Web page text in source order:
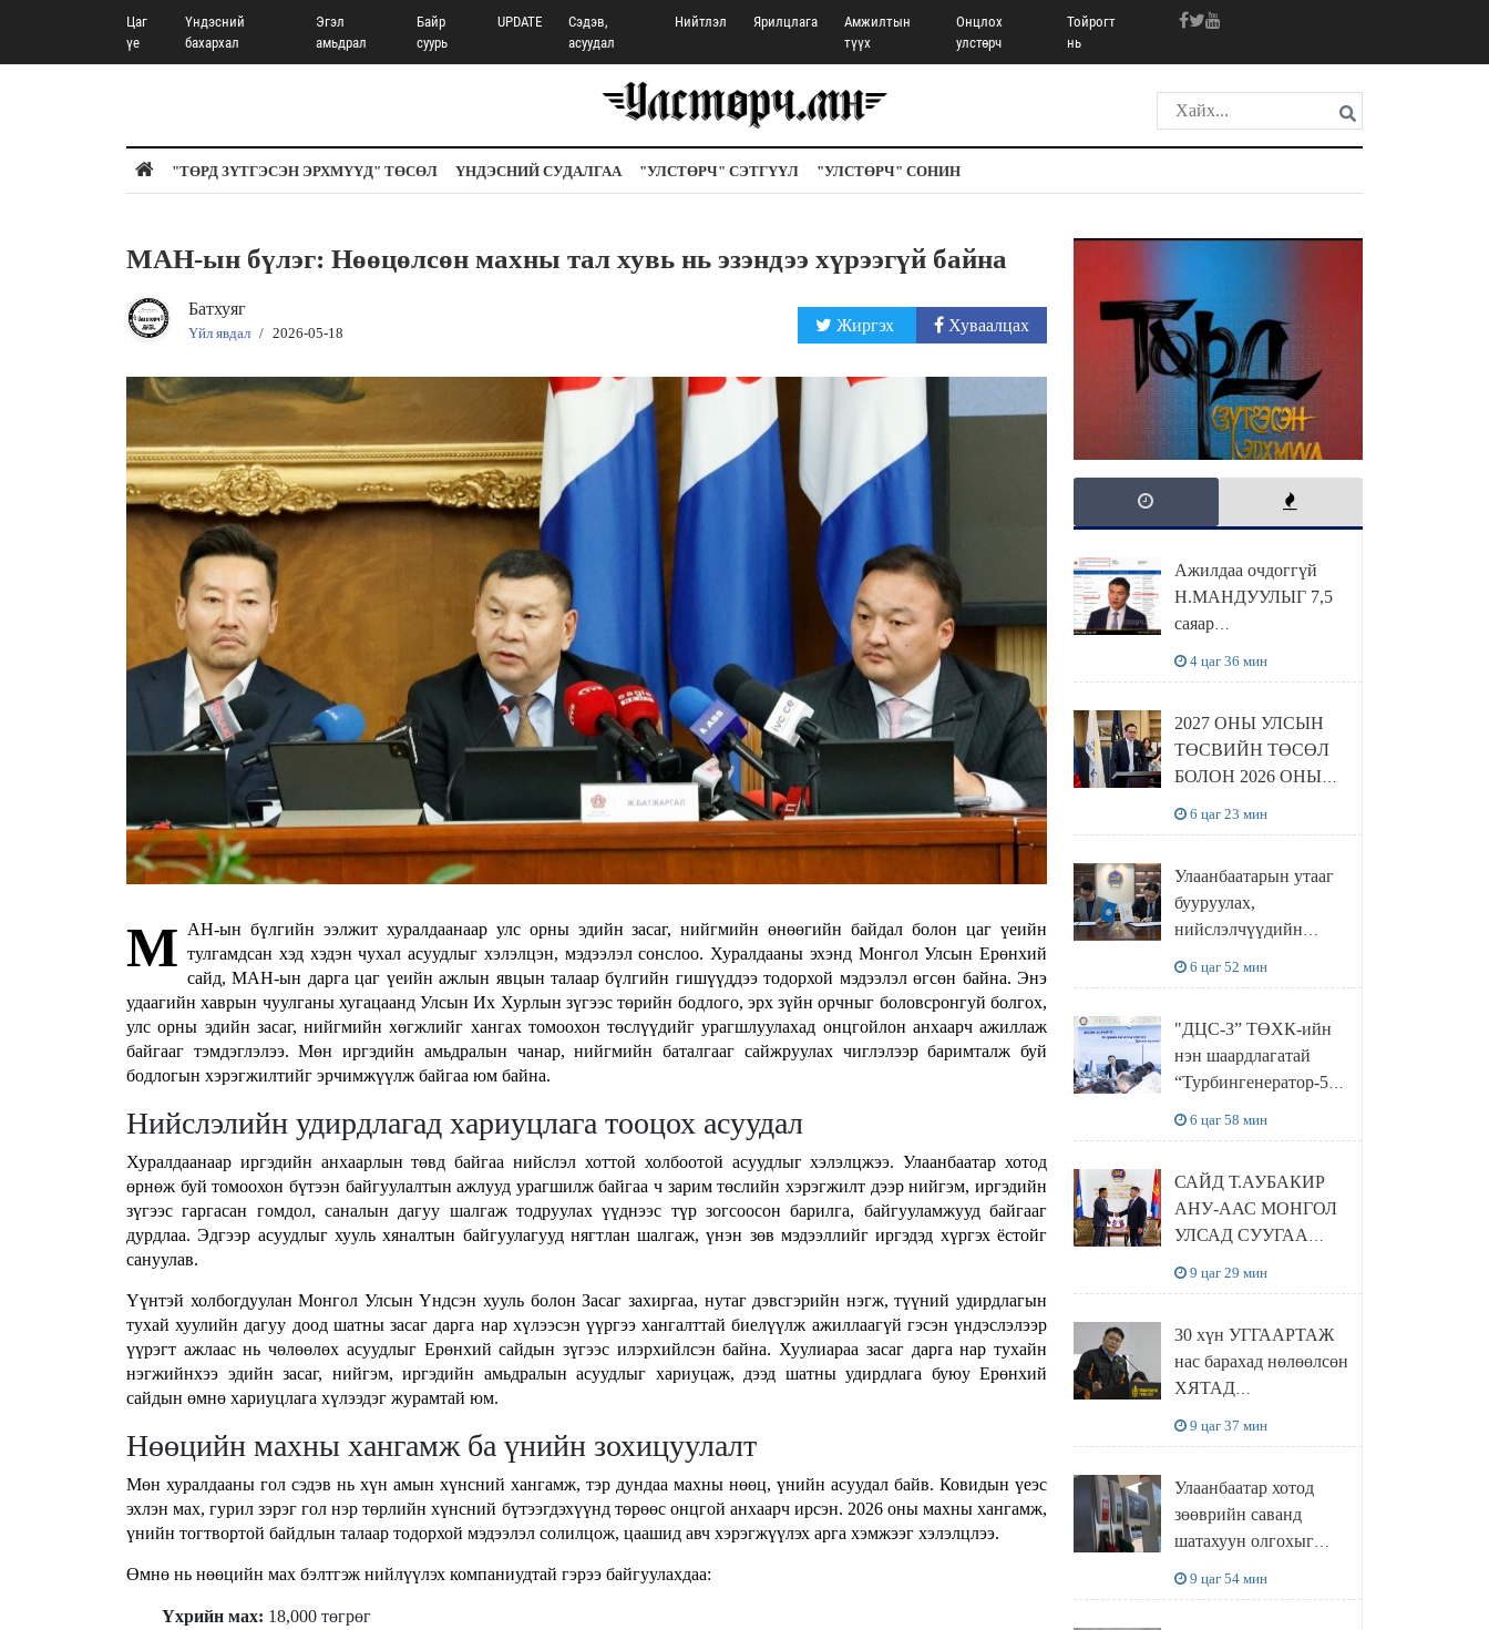
Цаг
үе
Үндэсний
бахархал
Эгэл
амьдрал
Байр
суурь
UPDATE
Сэдэв,
асуудал
Нийтлэл Ярилцлага
Амжилтын
түүх
Онцлох
улстөрч
Тойрогт
нь
"ТӨРД ЗҮТГЭСЭН ЭРХМҮҮД" ТӨСӨЛ ҮНДЭСНИЙ СУДАЛГАА "УЛСТӨРЧ" СЭТГҮҮЛ "УЛСТӨРЧ" СОНИН
МАН-ын бүлэг: Нөөцөлсөн махны тал хувь нь эзэндээ хүрээгүй байна
Батхуяг
Үйл явдал / 2026-05-18 Жиргэх Хуваалцах
М АН-ын бүлгийн ээлжит хуралдаанаар улс орны эдийн засаг, нийгмийн өнөөгийн байдал болон цаг үеийн
тулгамдсан хэд хэдэн чухал асуудлыг хэлэлцэн, мэдээлэл сонслоо. Хуралдааны эхэнд Монгол Улсын Ерөнхий
сайд, МАН-ын дарга цаг үеийн ажлын явцын талаар бүлгийн гишүүддээ тодорхой мэдээлэл өгсөн байна. Энэ
удаагийн хаврын чуулганы хугацаанд Улсын Их Хурлын зүгээс төрийн бодлого, эрх зүйн орчныг боловсронгуй болгох,
улс орны эдийн засаг, нийгмийн хөгжлийг хангах томоохон төслүүдийг урагшлуулахад онцгойлон анхаарч ажиллаж
байгааг тэмдэглэлээ. Мөн иргэдийн амьдралын чанар, нийгмийн баталгааг сайжруулах чиглэлээр баримталж буй
бодлогын хэрэгжилтийг эрчимжүүлж байгаа юм байна.
Нийслэлийн удирдлагад хариуцлага тооцох асуудал
Хуралдаанаар иргэдийн анхаарлын төвд байгаа нийслэл хоттой холбоотой асуудлыг хэлэлцжээ. Улаанбаатар хотод
өрнөж буй томоохон бүтээн байгуулалтын ажлууд урагшилж байгаа ч зарим төслийн хэрэгжилт дээр нийгэм, иргэдийн
зүгээс гаргасан гомдол, саналын дагуу шалгаж тодруулах үүднээс түр зогсоосон барилга, байгууламжууд байгааг
дурдлаа. Эдгээр асуудлыг хууль хяналтын байгуулагууд нягтлан шалгаж, үнэн зөв мэдээллийг иргэдэд хүргэх ёстойг
сануулав.
Үүнтэй холбогдуулан Монгол Улсын Үндсэн хууль болон Засаг захиргаа, нутаг дэвсгэрийн нэгж, түүний удирдлагын
тухай хуулийн дагуу доод шатны засаг дарга нар хүлээсэн үүргээ хангалттай биелүүлж ажиллаагүй гэсэн үндэслэлээр
үүрэгт ажлаас нь чөлөөлөх асуудлыг Ерөнхий сайдын зүгээс илэрхийлсэн байна. Хуулиараа засаг дарга нар тухайн
нэгжийнхээ эдийн засаг, нийгэм, иргэдийн амьдралын асуудлыг хариуцаж, дээд шатны удирдлага буюу Ерөнхий
сайдын өмнө хариуцлага хүлээдэг журамтай юм.
Нөөцийн махны хангамж ба үнийн зохицуулалт
Мөн хуралдааны гол сэдэв нь хүн амын хүнсний хангамж, тэр дундаа махны нөөц, үнийн асуудал байв. Ковидын үеэс
эхлэн мах, гурил зэрэг гол нэр төрлийн хүнсний бүтээгдэхүүнд төрөөс онцгой анхаарч ирсэн. 2026 оны махны хангамж,
үнийн тогтвортой байдлын талаар тодорхой мэдээлэл солилцож, цаашид авч хэрэгжүүлэх арга хэмжээг хэлэлцлээ.
Өмнө нь нөөцийн мах бэлтгэж нийлүүлэх компаниудтай гэрээ байгуулахдаа:
Үхрийн мах: 18,000 төгрөг
Ажилдаа очдоггүй
Н.МАНДУУЛЫГ 7,5
саяар
4 цаг 36 мин
2027 ОНЫ УЛСЫН
ТӨСВИЙН ТӨСӨЛ
БОЛОН 2026 ОНЫ
НИЙТИЙН
ХЭЛЭЛЦҮҮЛЭГ
БОЛЛОО
6 цаг 23 мин
Улаанбаатарын утааг
бууруулах,
нийслэлчүүдийн
баялгийн сан нэгдэл”
ХХК-тай хамтран
хэрэгжүүлнэ
6 цаг 52 мин
"ДЦС-3” ТӨХК-ийн
нэн шаардлагатай
“Турбингенератор-5”-
6 цаг 58 мин
САЙД Т.АУБАКИР
АНУ-ААС МОНГОЛ
УЛСАД СУУГАА
ХҮЛЭЭН АВЧ
УУЛЗЛАА
9 цаг 29 мин
30 хүн УГГААРТАЖ
нас барахад нөлөөлсөн
ХЯТАД
худалдаж авахаар
болжээ
9 цаг 37 мин
Улаанбаатар хотод
зөөврийн саванд
шатахуун олгохыг
9 цаг 54 мин